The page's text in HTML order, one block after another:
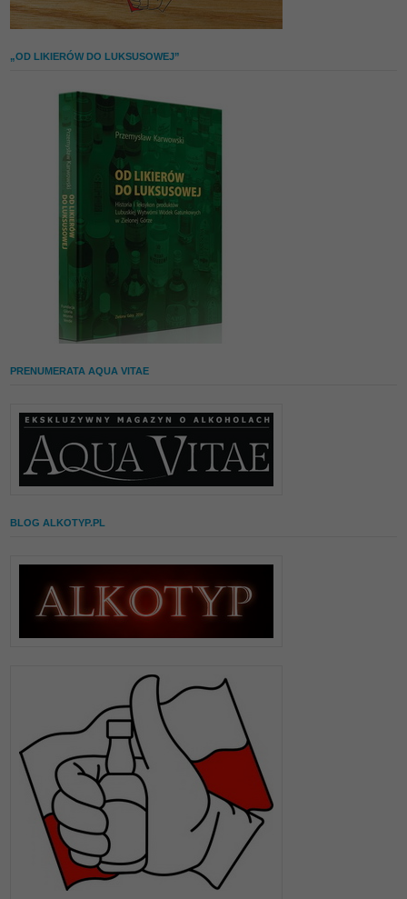
„OD LIKIERÓW DO LUKSUSOWEJ”
PRENUMERATA AQUA VITAE
BLOG ALKOTYP.PL